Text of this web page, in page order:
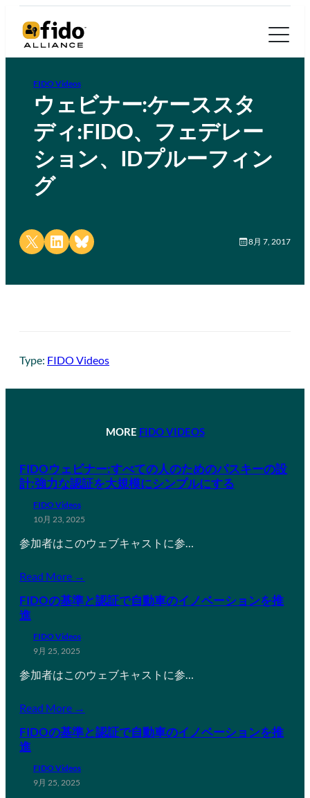
FIDO Videos
ウェビナー:ケーススタ
ディ:FIDO、フェデレー
ション、IDプルーフィン
グ
Share on X Share on LinkedIn
Share on Bluesky 8月 7, 2017
Type: FIDO Videos
MORE FIDO VIDEOS
FIDOウェビナー:すべての人のためのパスキーの設
計:強力な認証を大規模にシンプルにする
FIDO Videos
10月 23, 2025
参加者はこのウェブキャストに参…
Read More →
FIDOの基準と認証で自動車のイノベーションを推
進
FIDO Videos
9月 25, 2025
参加者はこのウェブキャストに参…
Read More →
FIDOの基準と認証で自動車のイノベーションを推
進
FIDO Videos
9月 25, 2025